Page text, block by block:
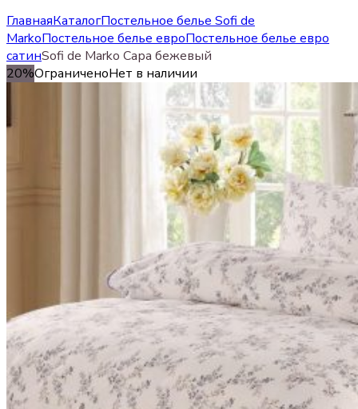
ГлавнаяКаталогПостельное белье Sofi de
MarkoПостельное белье евроПостельное белье евро
сатинSofi de Marko Сара бежевый
20%ОграниченоНет в наличии